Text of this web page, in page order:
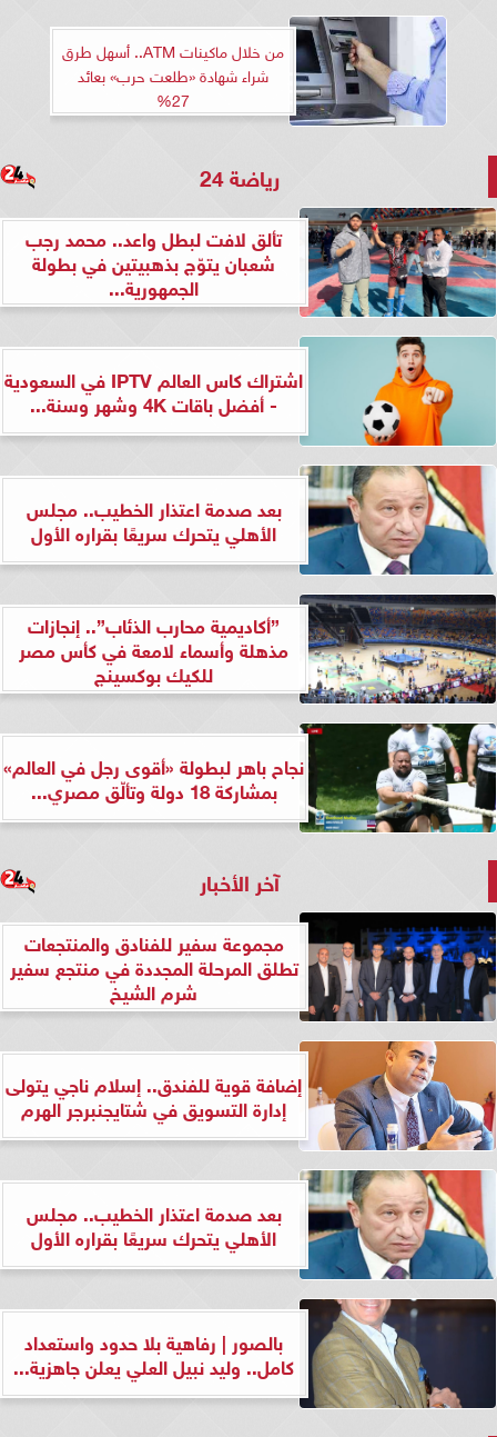
من خلال ماكينات ATM.. أسهل طرق
شراء شهادة «طلعت حرب» بعائد
27%
رياضة 24
تألق لافت لبطل واعد.. محمد رجب
شعبان يتوّج بذهبيتين في بطولة
الجمهورية...
اشتراك كاس العالم IPTV في السعودية
- أفضل باقات 4K وشهر وسنة...
بعد صدمة اعتذار الخطيب.. مجلس
الأهلي يتحرك سريعًا بقراره الأول
”أكاديمية محارب الذئاب”.. إنجازات
مذهلة وأسماء لامعة في كأس مصر
للكيك بوكسينج
نجاح باهر لبطولة «أقوى رجل في العالم»
بمشاركة 18 دولة وتألّق مصري...
آخر الأخبار
مجموعة سفير للفنادق والمنتجعات
تطلق المرحلة المجددة في منتجع سفير
شرم الشيخ
إضافة قوية للفندق.. إسلام ناجي يتولى
إدارة التسويق في شتايجنبرجر الهرم
بعد صدمة اعتذار الخطيب.. مجلس
الأهلي يتحرك سريعًا بقراره الأول
بالصور | رفاهية بلا حدود واستعداد
كامل.. وليد نبيل العلي يعلن جاهزية...